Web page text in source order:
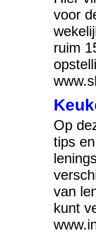
voor
ruim
Op
tips
van
kunt